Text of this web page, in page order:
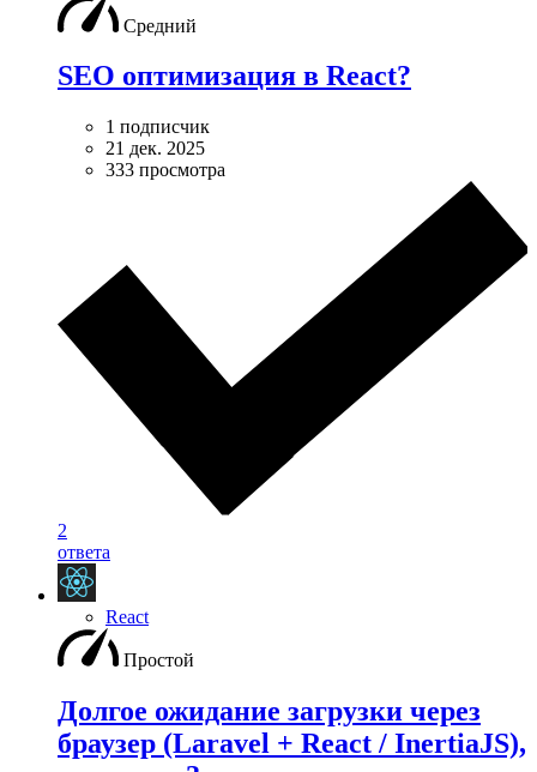
Средний
SEO оптимизация в React?
1 подписчик
21 дек. 2025
333 просмотра
2
ответа
React
Простой
Долгое ожидание загрузки через
браузер (Laravel + React / InertiaJS),